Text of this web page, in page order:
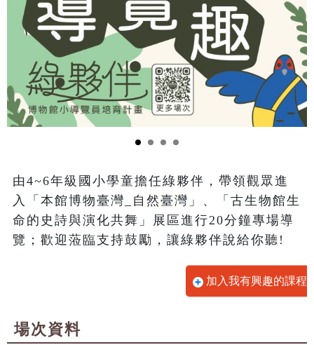
由4~6年級國小學童擔任綠夥伴，帶領觀眾進
入「本館博物臺灣_自然臺灣」、「古生物館生
命的史詩與演化共舞」展區進行20分鐘專場導
覽；歡迎蒞臨支持鼓勵，讓綠夥伴說給你聽!
加入我有興趣的課程
場次資料